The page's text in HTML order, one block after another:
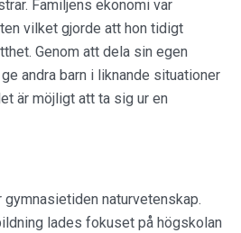
Familjens ekonomi var
vilket gjorde att hon tidigt
Genom att dela sin egen
andra barn i liknande situationer
är möjligt att ta sig ur en
naturvetenskap.
lades fokuset på högskolan